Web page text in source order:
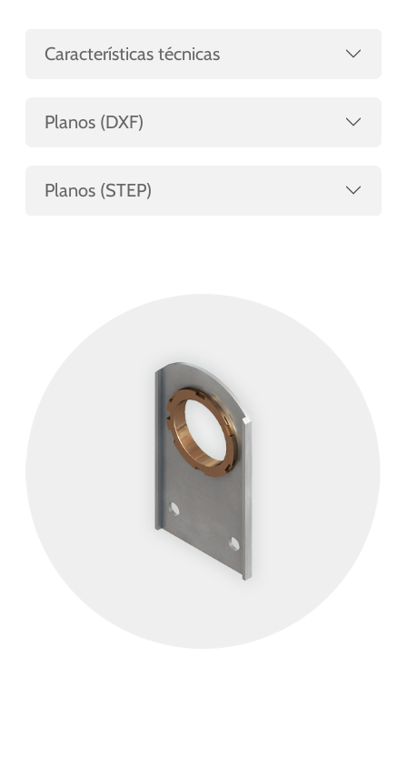
Características técnicas
Planos (DXF)
Planos (STEP)